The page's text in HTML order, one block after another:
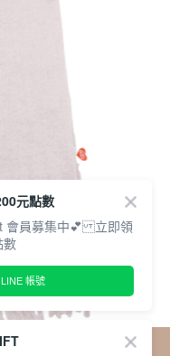
元點數
會員募集中💕 立即領
數
帳號